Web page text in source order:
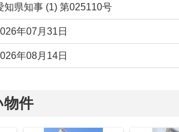
知県知事 (1) 第025110号
年07月31日
年08月14日
物件